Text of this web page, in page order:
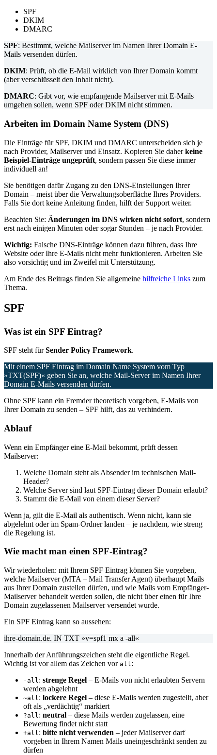
SPF
DKIM
DMARC
SPF: Bestimmt, welche Mailserver im Namen Ihrer Domain E-
Mails versenden dürfen.
DKIM: Prüft, ob die E-Mail wirklich von Ihrer Domain kommt
(aber verschlüsselt den Inhalt nicht).
DMARC: Gibt vor, wie empfangende Mailserver mit E-Mails
umgehen sollen, wenn SPF oder DKIM nicht stimmen.
Arbeiten im Domain Name System (DNS)
Die Einträge für SPF, DKIM und DMARC unterscheiden sich je
nach Provider, Mailserver und Einsatz. Kopieren Sie daherkeine
Beispiel-Einträge ungeprüft, sondern passen Sie diese immer
individuell an!
Sie benötigen dafür Zugang zu den DNS-Einstellungen Ihrer
Domain – meist über die Verwaltungsoberfläche Ihres Providers.
Falls Sie dort keine Anleitung finden, hilft der Support weiter.
Beachten Sie: Änderungen im DNS wirken nicht sofort, sondern
erst nach einigen Minuten oder sogar Stunden – je nach Provider.
Wichtig: Falsche DNS-Einträge können dazu führen, dass Ihre
Website oder Ihre E-Mails nicht mehr funktionieren. Arbeiten Sie
also vorsichtig und im Zweifel mit Unterstützung.
Am Ende des Beitrags finden Sie allgemeine hilfreiche Links zum
Thema.
SPF
Was ist ein SPF Eintrag?
SPF steht fürSender Policy Framework.
Mit einem SPF Eintrag im Domain Name System vom Typ
»TXT(SPF)« geben Sie an, welche Mail-Server im Namen Ihrer
Domain E-Mails versenden dürfen.
Ohne SPF kann ein Fremder theoretisch vorgeben, E-Mails von
Ihrer Domain zu senden – SPF hilft, das zu verhindern.
Ablauf
Wenn ein Empfänger eine E-Mail bekommt, prüft dessen
Mailserver:
Welche Domain steht als Absender im technischen Mail-
Header?
Welche Server sind laut SPF-Eintrag dieser Domain erlaubt?
Stammt die E-Mail von einem dieser Server?
Wenn ja, gilt die E-Mail als authentisch. Wenn nicht, kann sie
abgelehnt oder im Spam-Ordner landen – je nachdem, wie streng
die Regelung ist.
Wie macht man einen SPF-Eintrag?
Wir wiederholen: mit Ihrem SPF Eintrag können Sie vorgeben,
welche Mailserver (MTA – Mail Transfer Agent) überhaupt Mails
aus Ihrer Domain zustellen dürfen, und wie Mails vom Empfänger-
Mailserver behandelt werden sollen, die nicht über einen für Ihre
Domain zugelassenen Mailserver versendet wurde.
Ein SPF Eintrag kann so aussehen:
ihre-domain.de. IN TXT »v=spf1 mx a -all«
Innerhalb der Anführungszeichen steht die eigentliche Regel.
Wichtig ist vor allem das Zeichen vor all:
-all: strenge Regel – E-Mails von nicht erlaubten Servern
werden abgelehnt
~all: lockere Regel – diese E-Mails werden zugestellt, aber
oft als „verdächtig“ markiert
?all: neutral – diese Mails werden zugelassen, eine
Bewertung findet nicht statt
+all: bitte nicht verwenden – jeder Mailserver darf
vorgeben in Ihrem Namen Mails uneingeschränkt senden zu
dürfen